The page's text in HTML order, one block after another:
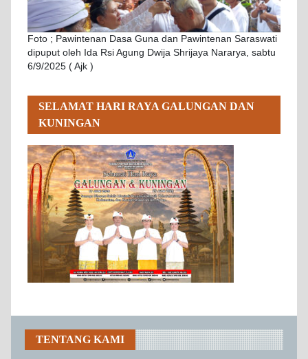
Foto ; Pawintenan Dasa Guna dan Pawintenan Saraswati
dipuput oleh Ida Rsi Agung Dwija Shrijaya Nararya, sabtu
6/9/2025 ( Ajk )
SELAMAT HARI RAYA GALUNGAN DAN
KUNINGAN
TENTANG KAMI